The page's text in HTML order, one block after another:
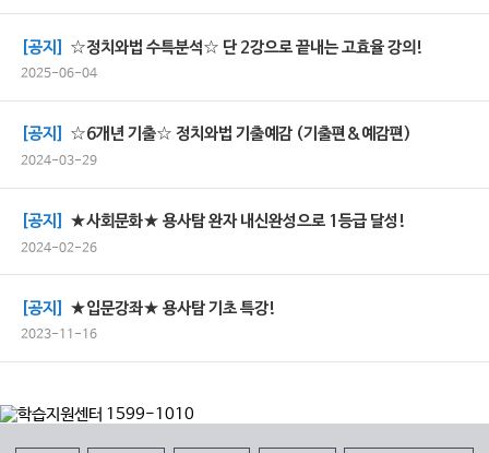
[공지] ☆정치와법 수특분석☆ 단 2강으로 끝내는 고효율 강의!
2025-06-04
[공지] ☆6개년 기출☆ 정치와법 기출예감 (기출편&예감편)
2024-03-29
[공지] ★사회문화★ 용사탐 완자 내신완성으로 1등급 달성!
2024-02-26
[공지] ★입문강좌★ 용사탐 기초 특강!
2023-11-16